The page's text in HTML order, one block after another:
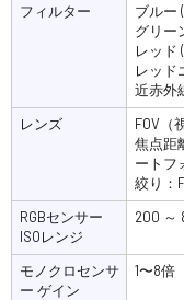
フィルター
ブルー
グリー
レッド
レッド
近赤外
レンズ
FOV（
焦点距
ートフ
絞り：
RGBセンサー
ISOレンジ
200 ～
モノクロセンサ
ー ゲイン
1〜8倍